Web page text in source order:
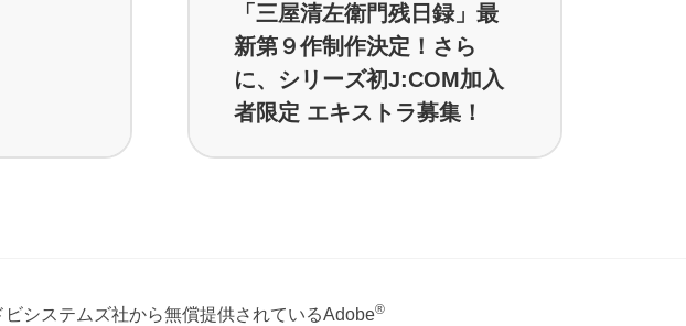
「三屋清左衛門残日録」最
新第９作制作決定！さら
に、シリーズ初J:COM加入
者限定 エキストラ募集！
システムズ社から無償提供されているAdobe®